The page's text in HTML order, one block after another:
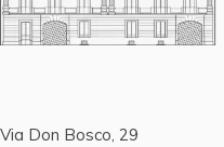
Via Don Bosco, 29